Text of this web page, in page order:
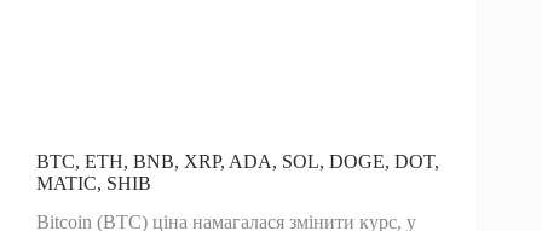
BTC, ETH, BNB, XRP, ADA, SOL, DOGE, DOT,
MATIC, SHIB
Bitcoin (BTC) ціна намагалася змінити курс, у